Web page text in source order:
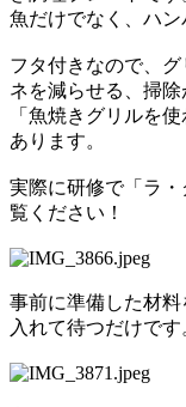
魚だけでなく、ハン
フタ付きなので、
ネを減らせる、掃除
「魚焼きグリルを
あります。
実際に研修で「ラ
覧ください！
事前に準備した材
入れて待つだけです